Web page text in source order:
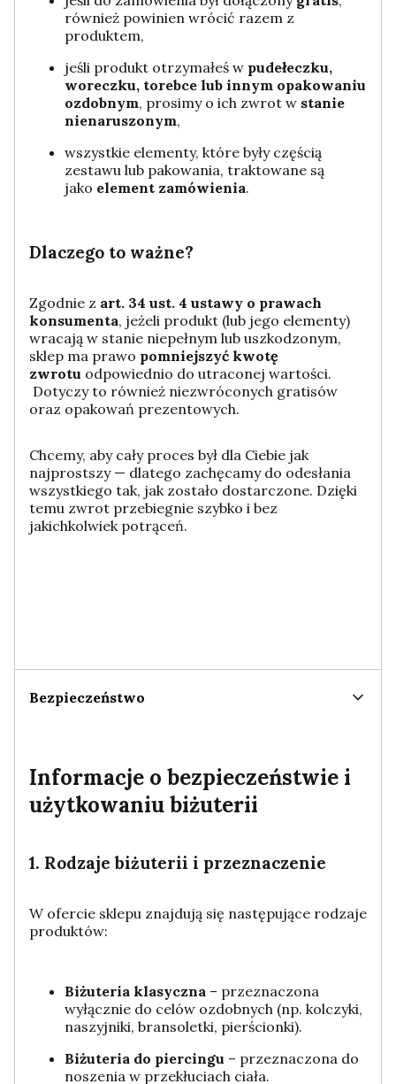
również powinien wrócić razem z
produktem,
jeśli produkt otrzymałeś w pudełeczku,
woreczku, torebce lub innym opakowaniu
ozdobnym, prosimy o ich zwrot w stanie
nienaruszonym,
wszystkie elementy, które były częścią
zestawu lub pakowania, traktowane są
jako element zamówienia.
Dlaczego to ważne?
Zgodnie z art. 34 ust. 4 ustawy o prawach
konsumenta, jeżeli produkt (lub jego elementy)
wracają w stanie niepełnym lub uszkodzonym,
sklep ma prawo pomniejszyć kwotę
zwrotu odpowiednio do utraconej wartości.
Dotyczy to również niezwróconych gratisów
oraz opakowań prezentowych.
Chcemy, aby cały proces był dla Ciebie jak
najprostszy — dlatego zachęcamy do odesłania
wszystkiego tak, jak zostało dostarczone. Dzięki
temu zwrot przebiegnie szybko i bez
jakichkolwiek potrąceń.
Bezpieczeństwo
Informacje o bezpieczeństwie i
użytkowaniu biżuterii
1. Rodzaje biżuterii i przeznaczenie
W ofercie sklepu znajdują się następujące rodzaje
produktów:
Biżuteria klasyczna – przeznaczona
wyłącznie do celów ozdobnych (np. kolczyki,
naszyjniki, bransoletki, pierścionki).
Biżuteria do piercingu – przeznaczona do
noszenia w przekłuciach ciała.